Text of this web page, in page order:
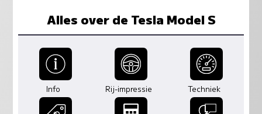
Alles over de Tesla Model S
Info Rij-impressie Techniek